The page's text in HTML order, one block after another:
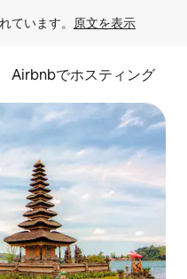
ています。 原文を表示
Airbnbでホスティング